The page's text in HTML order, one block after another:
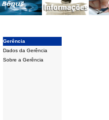
Gerência
Dados da Gerência
Sobre a Gerência